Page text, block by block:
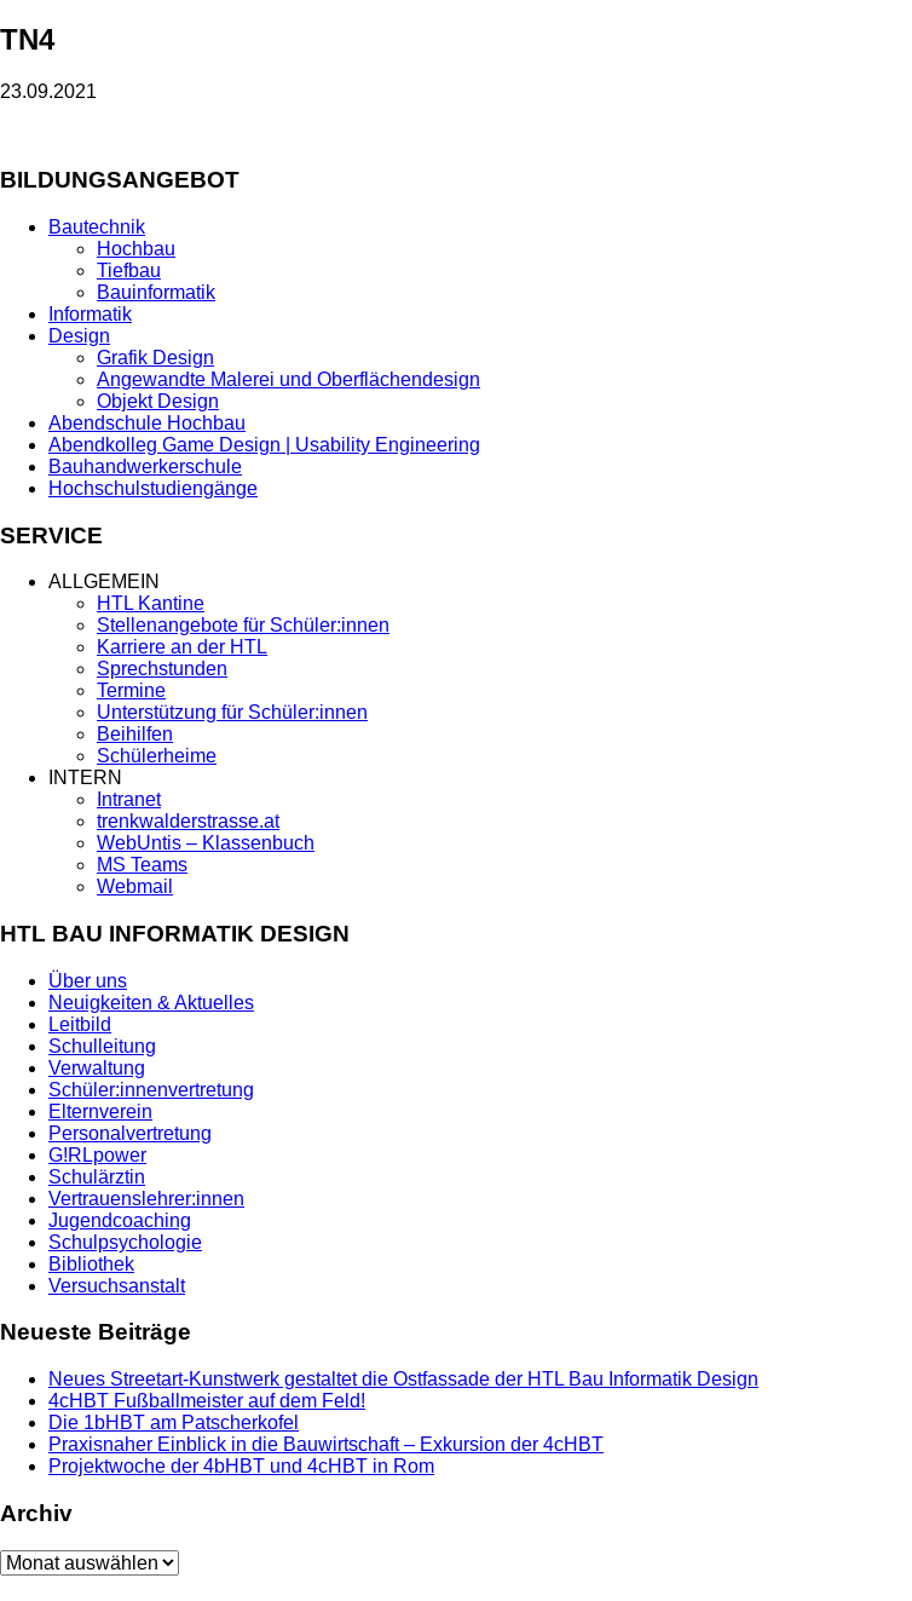
TN4
23.09.2021
BILDUNGSANGEBOT
Bautechnik
Hochbau
Tiefbau
Bauinformatik
Informatik
Design
Grafik Design
Angewandte Malerei und Oberflächendesign
Objekt Design
Abendschule Hochbau
Abendkolleg Game Design | Usability Engineering
Bauhandwerkerschule
Hochschulstudiengänge
SERVICE
ALLGEMEIN
HTL Kantine
Stellenangebote für Schüler:innen
Karriere an der HTL
Sprechstunden
Termine
Unterstützung für Schüler:innen
Beihilfen
Schülerheime
INTERN
Intranet
trenkwalderstrasse.at
WebUntis – Klassenbuch
MS Teams
Webmail
HTL BAU INFORMATIK DESIGN
Über uns
Neuigkeiten & Aktuelles
Leitbild
Schulleitung
Verwaltung
Schüler:innenvertretung
Elternverein
Personalvertretung
G!RLpower
Schulärztin
Vertrauenslehrer:innen
Jugendcoaching
Schulpsychologie
Bibliothek
Versuchsanstalt
Neueste Beiträge
Neues Streetart-Kunstwerk gestaltet die Ostfassade der HTL Bau Informatik Design
4cHBT Fußballmeister auf dem Feld!
Die 1bHBT am Patscherkofel
Praxisnaher Einblick in die Bauwirtschaft – Exkursion der 4cHBT
Projektwoche der 4bHBT und 4cHBT in Rom
Archiv
Archiv